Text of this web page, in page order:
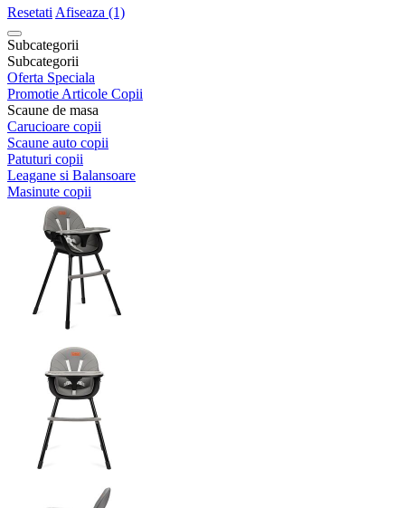
Resetati Afiseaza (1)
Subcategorii
Subcategorii
Oferta Speciala
Promotie Articole Copii
Scaune de masa
Carucioare copii
Scaune auto copii
Patuturi copii
Leagane si Balansoare
Masinute copii